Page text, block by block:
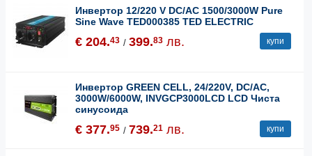
Инвертор 12/220 V DC/AC 1500/3000W Pure
Sine Wave TED000385 TED ELECTRIC
€ 204.43 / 399.83 лв. купи
Инвертор GREEN CELL, 24/220V, DC/AC,
3000W/6000W, INVGCP3000LCD LCD Чиста
синусоида
€ 377.95 / 739.21 лв. купи